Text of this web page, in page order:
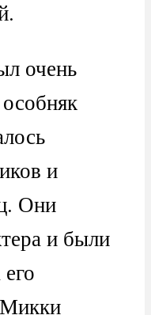
очень
и
Они
и были